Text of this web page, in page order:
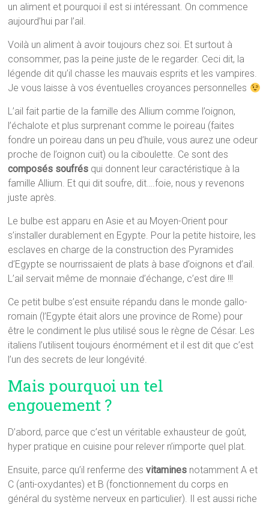
un aliment et pourquoi il est si intéressant. On commence
aujourd’hui par l’ail.
Voilà un aliment à avoir toujours chez soi. Et surtout à
consommer, pas la peine juste de le regarder. Ceci dit, la
légende dit qu’il chasse les mauvais esprits et les vampires.
Je vous laisse à vos éventuelles croyances personnelles
L’ail fait partie de la famille des Allium comme l’oignon,
l’échalote et plus surprenant comme le poireau (faites
fondre un poireau dans un peu d’huile, vous aurez une odeur
proche de l’oignon cuit) ou la ciboulette. Ce sont des
composés soufrés qui donnent leur caractéristique à la
famille Allium. Et qui dit soufre, dit….foie, nous y revenons
juste après.
Le bulbe est apparu en Asie et au Moyen-Orient pour
s’installer durablement en Egypte. Pour la petite histoire, les
esclaves en charge de la construction des Pyramides
d’Egypte se nourrissaient de plats à base d’oignons et d’ail.
L’ail servait même de monnaie d’échange, c’est dire !!!
Ce petit bulbe s’est ensuite répandu dans le monde gallo-
romain (l’Egypte était alors une province de Rome) pour
être le condiment le plus utilisé sous le règne de César. Les
italiens l’utilisent toujours énormément et il est dit que c’est
l’un des secrets de leur longévité.
Mais pourquoi un tel
engouement ?
D’abord, parce que c’est un véritable exhausteur de goût,
hyper pratique en cuisine pour relever n’importe quel plat.
Ensuite, parce qu’il renferme desvitamines notamment A et
C (anti-oxydantes) et B (fonctionnement du corps en
général du système nerveux en particulier). Il est aussi riche